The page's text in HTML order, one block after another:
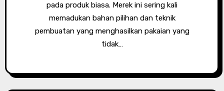
pada produk biasa. Merek ini sering kali
memadukan bahan pilihan dan teknik
pembuatan yang menghasilkan pakaian yang
tidak…